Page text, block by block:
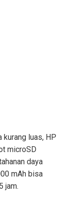
kurang luas, HP
microSD
daya
mAh bisa
jam.